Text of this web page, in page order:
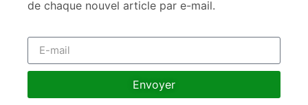
de chaque nouvel article par e-mail.
Envoyer